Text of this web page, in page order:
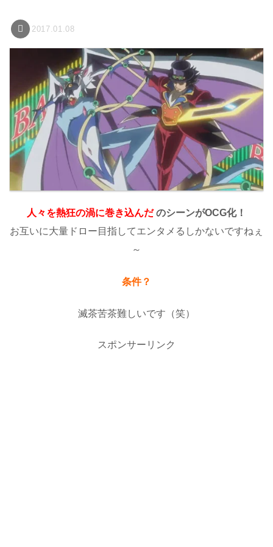
2017.01.08
人々を熱狂の渦に巻き込んだのシーンがOCG化！
お互いに大量ドロー目指してエンタメるしかないですねぇ
～
条件？
滅茶苦茶難しいです（笑）
スポンサーリンク